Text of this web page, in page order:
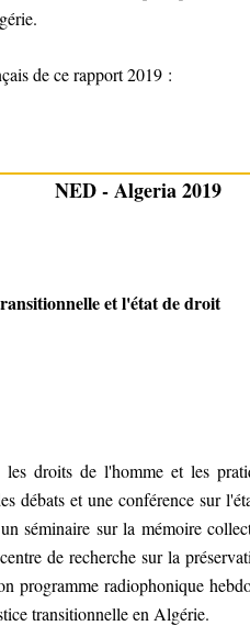
de ce rapport 2019 :
NED - Algeria 2019
et l'état de droit
droits de l'homme et les
débats et une conférence sur
séminaire sur la mémoire
de recherche sur la
programme radiophonique
transitionnelle en Algérie.